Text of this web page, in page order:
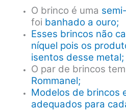
quantidadeO brinco é uma
foi banhado a ouro;
Esses brincos não
níquel pois os
isentos desse metal;
O par de brincos tem
Rommanel;
Modelos de brincos
adequados para